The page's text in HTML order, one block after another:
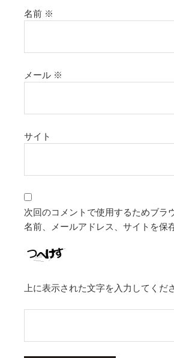
名前 ※
メール ※
サイト
次回のコメントで使用するためブラ
名前、メールアドレス、サイトを保
上に表示された文字を入力してくださ